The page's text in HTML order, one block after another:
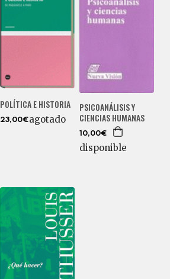
POLÍTICA E HISTORIA
23,00€agotado
PSICOANÁLISIS Y
CIENCIAS HUMANAS
10,00€
disponible